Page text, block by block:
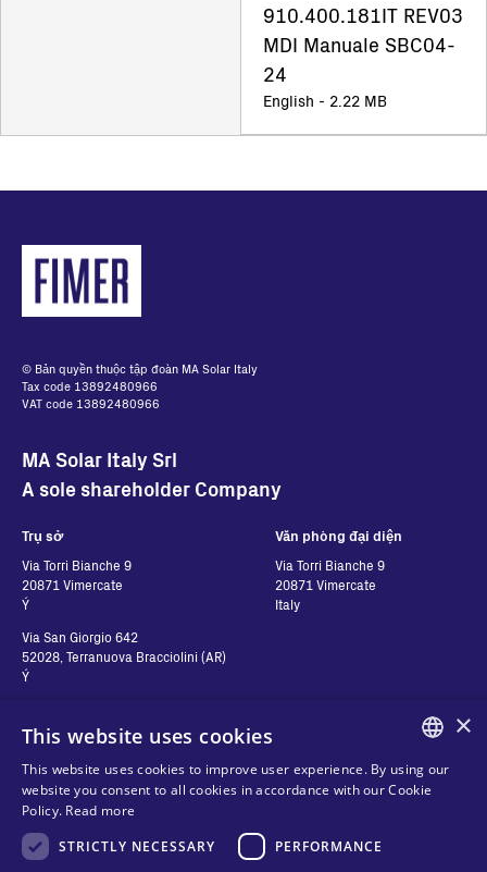
910.400.181IT REV03
MDI Manuale SBC04-
24
English - 2.22 MB
© Bản quyền thuộc tập đoàn MA Solar Italy
Tax code 13892480966
VAT code 13892480966
MA Solar Italy Srl
A sole shareholder Company
Trụ sở
Via Torri Bianche 9
20871 Vimercate
Ý
Via San Giorgio 642
52028, Terranuova Bracciolini (AR)
Ý
Văn phòng đại diện
Via Torri Bianche 9
20871 Vimercate
Italy
Hãy liên hệ với chúng
tôi
Hãy liên hệ với chúng tôi
Nơi để mua hàng
Theo dõi chúng tôi
Quyền riêng tư
ENGLISH
×
This website uses cookies
This website uses cookies to improve user experience. By using our
website you consent to all cookies in accordance with our Cookie
Policy. Read more
STRICTLY NECESSARY
PERFORMANCE